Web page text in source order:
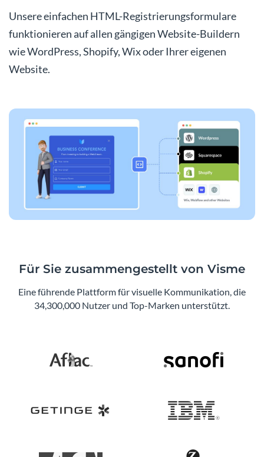
Unsere einfachen HTML-Registrierungsformulare
funktionieren auf allen gängigen Website-Buildern
wie WordPress, Shopify, Wix oder Ihrer eigenen
Website.
Für Sie zusammengestellt von Visme
Eine führende Plattform für visuelle Kommunikation, die
34,300,000 Nutzer und Top-Marken unterstützt.